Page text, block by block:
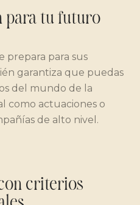
para tu futuro
prepara para sus
garantiza que puedas
del mundo de la
como actuaciones o
de alto nivel.
criterios